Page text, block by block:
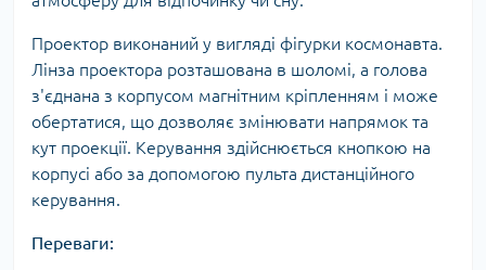
Проектор виконаний у вигляді фігурки космонавта.
Лінза проектора розташована в шоломі, а голова
з'єднана з корпусом магнітним кріпленням і може
обертатися, що дозволяє змінювати напрямок та
кут проекції. Керування здійснюється кнопкою на
корпусі або за допомогою пульта дистанційного
керування.
Переваги: